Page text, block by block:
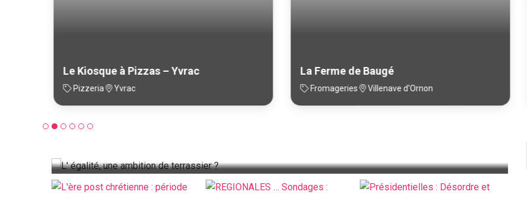
Le Kiosque à Pizzas – Yvrac
Pizzeria Yvrac
La Ferme de Baugé
Fromageries Villenave d'Ornon